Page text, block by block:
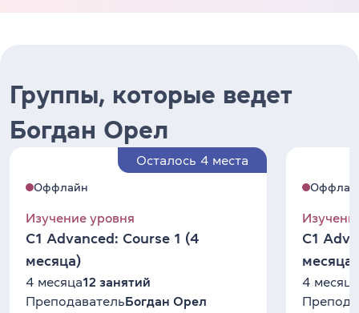
Группы, которые ведет
Богдан Орел
Осталось 4 места
Оффлайн
Изучение уровня
C1 Advanced: Course 1 (4
месяца)
4 месяца12 занятий
ПреподавательБогдан Орел
C1
месяца)
4 месяца